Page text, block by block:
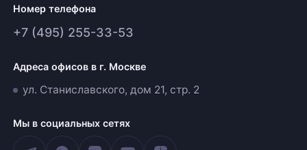
Номер телефона
+7 (495) 255-33-53
Адреса офисов в г. Москве
ул. Станиславского, дом 21, стр. 2
Мы в социальных сетях